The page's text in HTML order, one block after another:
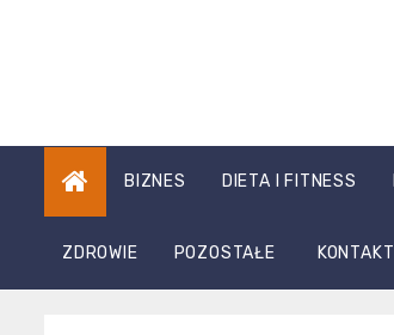
BIZNES DIETA I FITNESS
ZDROWIE POZOSTAŁE KONTAKT